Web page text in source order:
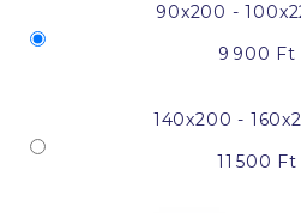
90x200 -
9 900 Ft
140x200 -
11 500 Ft